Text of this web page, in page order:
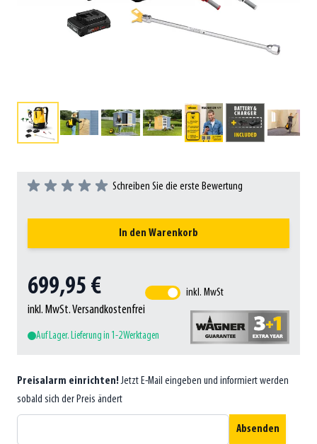
Schreiben Sie die erste Bewertung
In den Warenkorb
699,95 €
inkl. MwSt. Versandkostenfrei
inkl. MwSt
Auf Lager. Lieferung in 1-2 Werktagen
Preisalarm einrichten! Jetzt E-Mail eingeben und informiert werden
sobald sich der Preis ändert
Absenden